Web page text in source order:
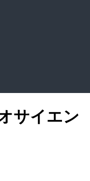
サイエン